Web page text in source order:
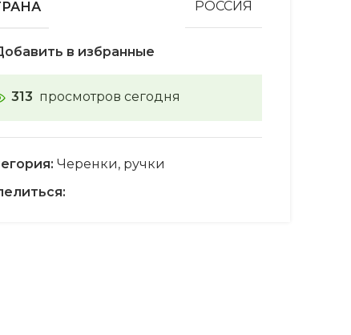
РОССИЯ
в избранные
313 просмотров сегодня
Черенки, ручки